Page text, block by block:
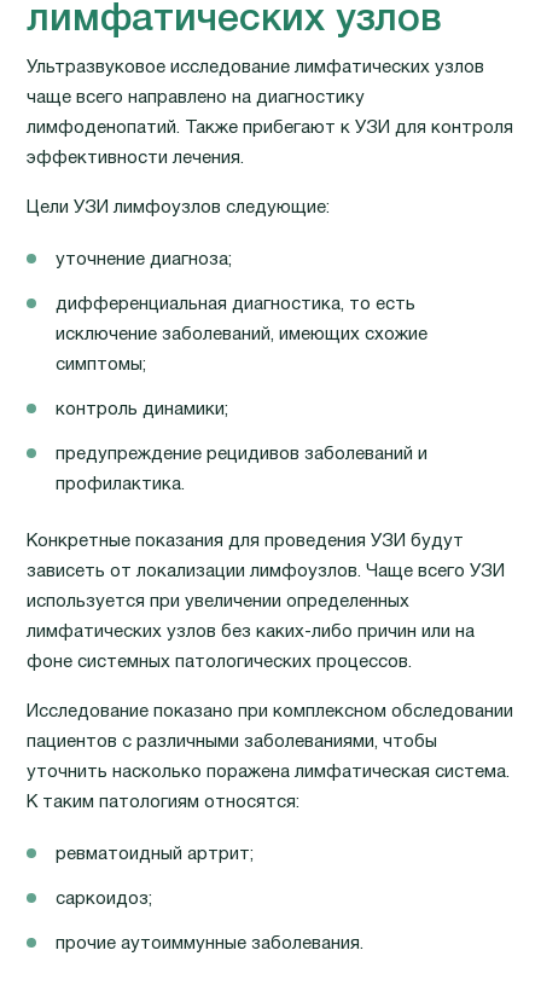
лимфатических узлов
Ультразвуковое исследование лимфатических узлов
чаще всего направлено на диагностику
лимфоденопатий. Также прибегают к УЗИ для контроля
эффективности лечения.
Цели УЗИ лимфоузлов следующие:
уточнение диагноза;
дифференциальная диагностика, то есть
исключение заболеваний, имеющих схожие
симптомы;
контроль динамики;
предупреждение рецидивов заболеваний и
профилактика.
Конкретные показания для проведения УЗИ будут
зависеть от локализации лимфоузлов. Чаще всего УЗИ
используется при увеличении определенных
лимфатических узлов без каких-либо причин или на
фоне системных патологических процессов.
Исследование показано при комплексном обследовании
пациентов с различными заболеваниями, чтобы
уточнить насколько поражена лимфатическая система.
К таким патологиям относятся:
ревматоидный артрит;
саркоидоз;
прочие аутоиммунные заболевания.